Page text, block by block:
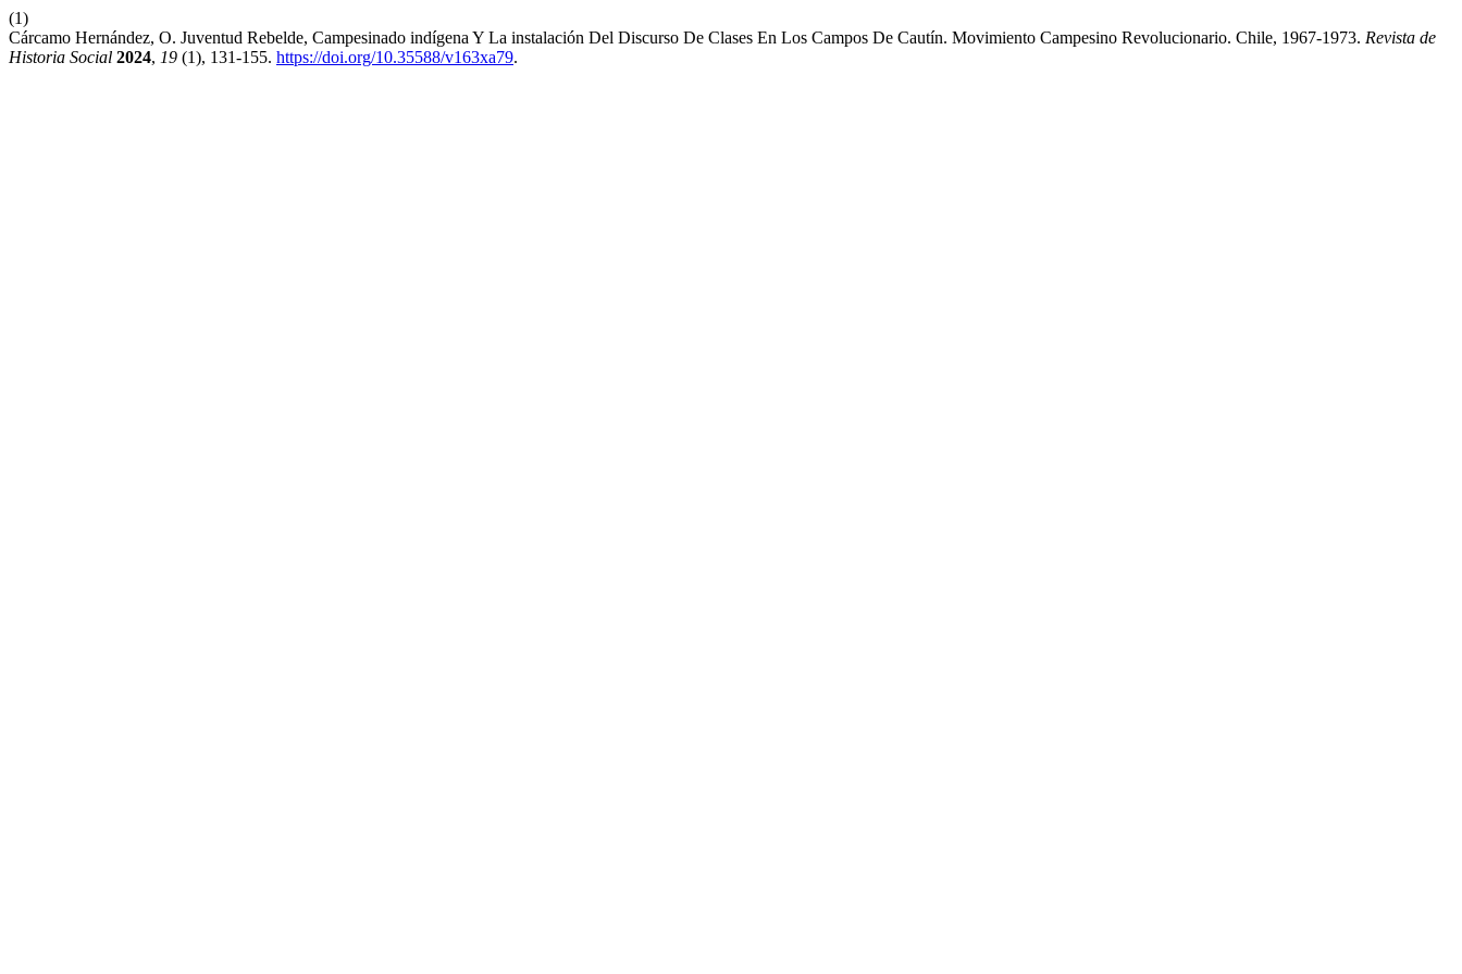
(1)
Cárcamo Hernández, O. Juventud Rebelde, Campesinado indígena Y La instalación Del Discurso De Clases En Los Campos De Cautín. Movimiento Campesino Revolucionario. Chile, 1967-1973. Revista de
Historia Social 2024, 19 (1), 131-155. https://doi.org/10.35588/v163xa79.